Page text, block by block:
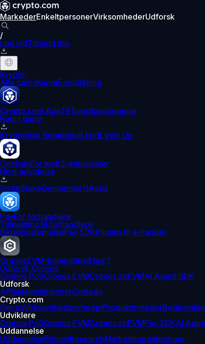
MarkederEnkeltpersonerVirksomhederUdforsk
/
Log indTilmeld dig
Krypto
Alle coinsKurveEarnStaking
Crypto.com AppTil hverdagsbrugere
Kom i gang
KryptoVisa forudbetalt kortLevel Up
OnchainFor web3-entusiaster
Hent udvidelse
SwapStakeGennemse dApps
PayFor forhandlere
Tilmelding til forhandlere
BetalingsterminalPay SDKPlugins til e-handel
CronosEVM-kompatibelt lag 1
Udforsk Cronos
Cronos PoSCronos EVMCronos zkEVMAI Agent SDK
Udforsk
AffiliateInstitutionerCustody
Crypto.com
Om osVirksomhedsnyhederProduktnyheder
Udviklere
Cronos PoSCronos EVMCronos zkEVMPay SDKAI
Uddannelse
UddannelseBitcoinResearchMarkedsopdateringer